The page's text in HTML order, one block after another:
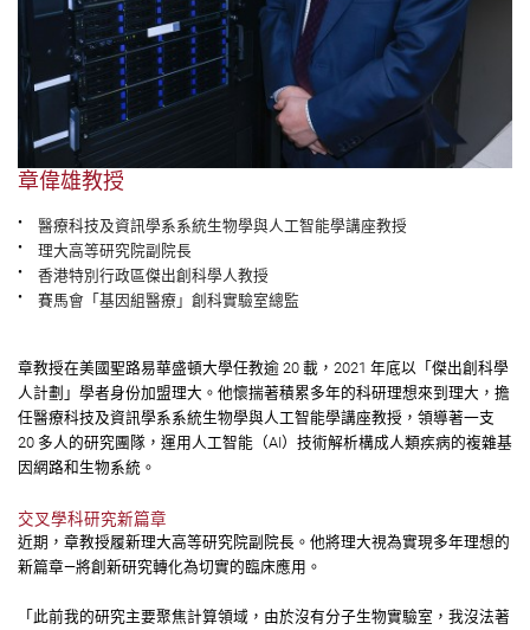
章偉雄教授
• 醫療科技及資訊學系系統生物學與人工智能學講座教授
• 理大高等研究院副院長
• 香港特別行政區傑出創科學人教授
• 賽馬會「基因組醫療」創科實驗室總監
章教授在美國聖路易華盛頓大學任教逾 20 載，2021 年底以「傑出創科學
人計劃」學者身份加盟理大。他懷揣著積累多年的科研理想來到理大，擔
任醫療科技及資訊學系系統生物學與人工智能學講座教授，領導著一支
20 多人的研究團隊，運用人工智能（AI）技術解析構成人類疾病的複雜基
因網路和生物系統。
交叉學科研究新篇章
近期，章教授履新理大高等研究院副院長。他將理大視為實現多年理想的
新篇章—將創新研究轉化為切實的臨床應用。
「此前我的研究主要聚焦計算領域，由於沒有分子生物實驗室，我沒法著